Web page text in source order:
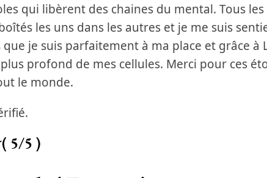
qui libèrent des chaines du mental. Tous
les uns dans les autres et je me suis
que je suis parfaitement à ma place et grâce à
profond de mes cellules. Merci pour ces
le monde.
5/5 )